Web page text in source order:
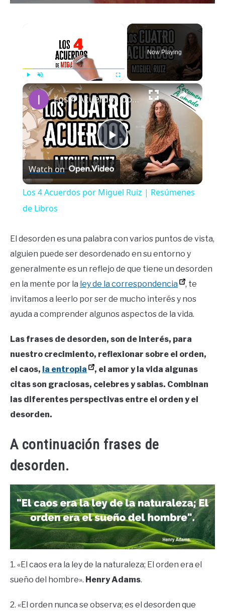
Play Unmute Fullscreen
Now Playing
×
Play
Video
Los 4 Acuerdos por Miguel Ruiz | Resúmenes de Libros
Watch on
Los 4 Acuerdos por Miguel Ruiz | Resúmenes
de Libros
El desorden es una palabra con varios puntos de vista,
alguien puede ser desordenado en su entorno y
generalmente es un reflejo de que tiene un desorden
en la mente por la ley de la correspondencia
, te
invitamos a leerlo por ser de mucho interés y nos
ayuda a comprender algunos aspectos de la vida.
Las frases de desorden, son de interés, para
nuestro crecimiento, reflexionar sobre el orden,
el caos, la entropia
, el amor y la vida algunas
citas son graciosas, celebres y sabias. Combinan
las diferentes perspectivas entre el orden y el
desorden.
A continuación frases de
desorden.
1. «El caos era la ley de la naturaleza; El orden era el
sueño del hombre». Henry Adams.
2. «El orden nunca se observa; es el desorden que